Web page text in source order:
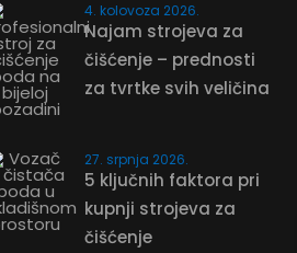
ZATRAŽITE PONUDU
4. kolovoza 2026.
Najam strojeva za
čišćenje – prednosti
za tvrtke svih veličina
27. srpnja 2026.
5 ključnih faktora pri
kupnji strojeva za
čišćenje